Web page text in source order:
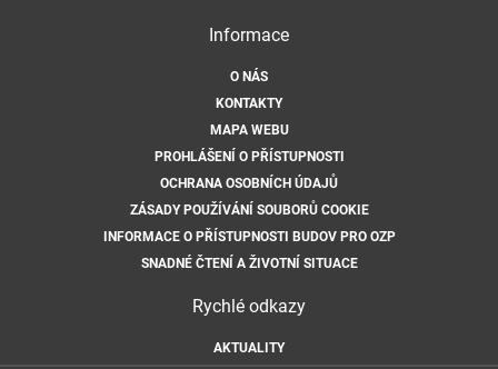
Informace
O NÁS
KONTAKTY
MAPA WEBU
PROHLÁŠENÍ O PŘÍSTUPNOSTI
OCHRANA OSOBNÍCH ÚDAJŮ
ZÁSADY POUŽÍVÁNÍ SOUBORŮ COOKIE
INFORMACE O PŘÍSTUPNOSTI BUDOV PRO OZP
SNADNÉ ČTENÍ A ŽIVOTNÍ SITUACE
Rychlé odkazy
AKTUALITY